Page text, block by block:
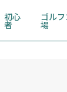
初心
者
ゴル
場